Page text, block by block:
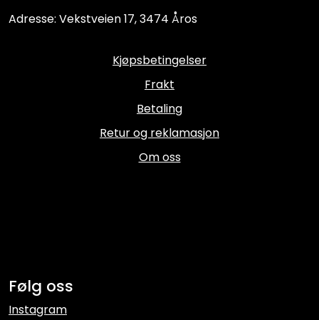
Adresse: Vekstveien 17, 3474 Åros
Kjøpsbetingelser
Frakt
Betaling
Retur og reklamasjon
Om oss
Følg oss
Instagram